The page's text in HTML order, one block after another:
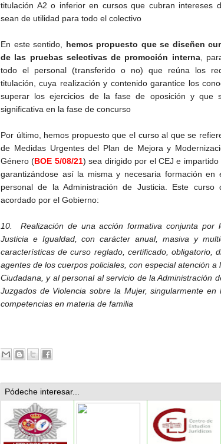
titulación A2 o inferior en cursos que cubran intereses
sean de utilidad para todo el colectivo
En este sentido, hemos propuesto que se diseñen
de las pruebas selectivas de promoción interna,
todo el personal (transferido o no) que reúna los
titulación, cuya realización y contenido garantice los
superar los ejercicios de la fase de oposición y que
significativa en la fase de concurso
Por último, hemos propuesto que el curso al que se
de Medidas Urgentes del Plan de Mejora y
Género (BOE 5/08/21) sea dirigido por el CEJ e
garantizándose así la misma y necesaria formación en
personal de la Administración de Justicia. Este curso
acordado por el Gobierno:
10. Realización de una acción formativa conjunta por
Justicia e Igualdad, con carácter anual, masiva y
características de curso reglado, certificado, obligatorio,
agentes de los cuerpos policiales, con especial atención a
Ciudadana, y al personal al servicio de la Administración
Juzgados de Violencia sobre la Mujer, singularmente en
competencias en materia de familia
Pódeche interesar...